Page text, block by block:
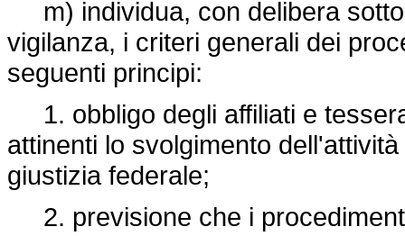
m) individua, con delibera
vigilanza, i criteri generali dei
seguenti principi:
1. obbligo degli affiliati e
attinenti lo svolgimento
giustizia federale;
2. previsione che i